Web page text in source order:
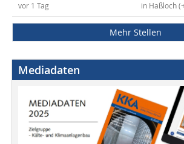
in Haßloch
vor 1 Tag
Mehr Stellen
Mediadaten